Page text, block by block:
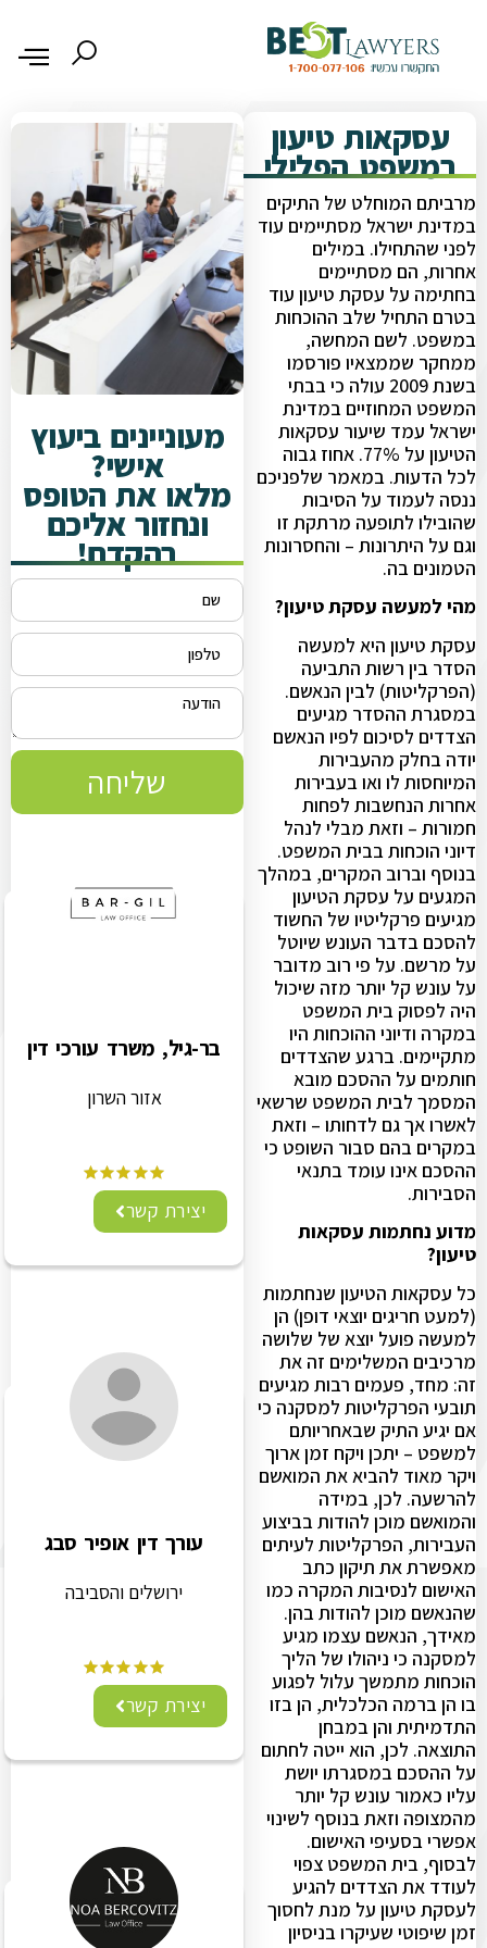
עסקאות טיעון
במשפט הפלילי
מרביתם המוחלט של התיקים
במדינת ישראל מסתיימים עוד
לפני שהתחילו. במילים
אחרות, הם מסתיימים
בחתימה על עסקת טיעון עוד
בטרם התחיל שלב ההוכחות
במשפט. לשם המחשה,
ממחקר שממצאיו פורסמו
בשנת 2009 עולה כי בבתי
המשפט המחוזיים במדינת
ישראל עמד שיעור עסקאות
הטיעון על 77%. אחוז גבוה
לכל הדעות. במאמר שלפניכם
ננסה לעמוד על הסיבות
שהובילו לתופעה מרתקת זו
וגם על היתרונות – והחסרונות
הטמונים בה.
מהי למעשה עסקת טיעון?
עסקת טיעון היא למעשה
הסדר בין רשות התביעה
(הפרקליטות) לבין הנאשם.
במסגרת ההסדר מגיעים
הצדדים לסיכום לפיו הנאשם
יודה בחלק מהעבירות
המיוחסות לו ואו בעבירות
אחרות הנחשבות לפחות
חמורות – וזאת מבלי לנהל
דיוני הוכחות בבית המשפט.
בנוסף וברוב המקרים, במהלך
המגעים על עסקת הטיעון
מגיעים פרקליטיו של החשוד
להסכם בדבר העונש שיוטל
על מרשם. על פי רוב מדובר
על עונש קל יותר מזה שיכול
היה לפסוק בית המשפט
במקרה ודיוני ההוכחות היו
מתקיימים. ברגע שהצדדים
חותמים על ההסכם מובא
המסמך לבית המשפט שרשאי
לאשרו אך גם לדחותו – וזאת
במקרים בהם סבור השופט כי
ההסכם אינו עומד בתנאי
הסבירות.
מדוע נחתמות עסקאות
טיעון?
כל עסקאות הטיעון שנחתמות
(למעט חריגים יוצאי דופן) הן
למעשה פועל יוצא של שלושה
מרכיבים המשלימים זה את
זה: מחד, פעמים רבות מגיעים
תובעי הפרקליטות למסקנה כי
אם יגיע התיק שבאחריותם
למשפט – יתכן ויקח זמן ארוך
ויקר מאוד להביא את המואשם
להרשעה. לכן, במידה
והמואשם מוכן להודות בביצוע
העבירות, הפרקליטות לעיתים
מאפשרת את תיקון כתב
האישום לנסיבות המקרה כמו
שהנאשם מוכן להודות בהן.
מאידך, הנאשם עצמו מגיע
למסקנה כי ניהולו של הליך
הוכחות מתמשך עלול לפגוע
בו הן ברמה הכלכלית, הן בזו
התדמיתית והן במבחן
התוצאה. לכן, הוא ייטה לחתום
על ההסכם במסגרתו יושת
עליו כאמור עונש קל יותר
מהמצופה וזאת בנוסף לשינוי
אפשרי בסעיפי האישום.
לבסוף, בית המשפט צפוי
לעודד את הצדדים להגיע
לעסקת טיעון על מנת לחסוך
זמן שיפוטי שעיקרו בניסיון
מעוניינים ביעוץ
אישי?
מלאו את הטופס
ונחזור אליכם
בהקדם!
שליחה
בר-גיל, משרד עורכי דין
אזור השרון
יצירת קשר
עורך דין אופיר סבג
ירושלים והסביבה
יצירת קשר